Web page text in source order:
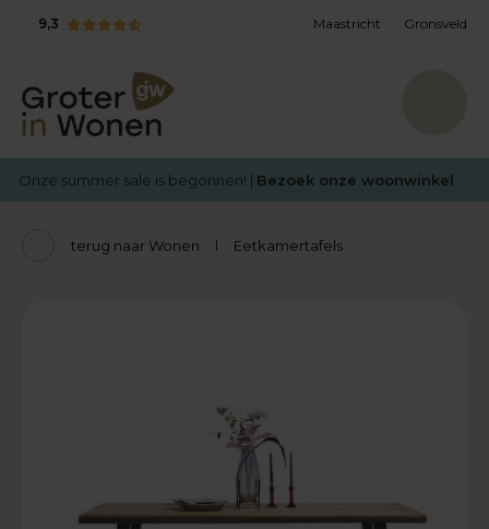
9,3 Maastricht Gronsveld
Onze summer sale is begonnen! | Bezoek onze woonwinkel
terug naar Wonen Eetkamertafels